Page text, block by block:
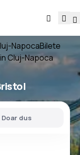
NapocaBilete
Cluj-Napoca
Doar dus